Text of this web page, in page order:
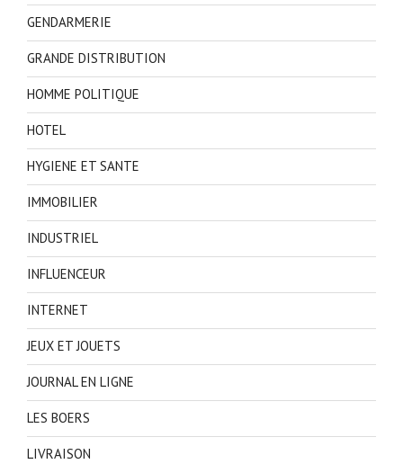
GENDARMERIE
GRANDE DISTRIBUTION
HOMME POLITIQUE
HOTEL
HYGIENE ET SANTE
IMMOBILIER
INDUSTRIEL
INFLUENCEUR
INTERNET
JEUX ET JOUETS
JOURNAL EN LIGNE
LES BOERS
LIVRAISON